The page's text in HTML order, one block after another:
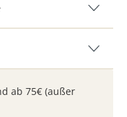
ab 75€ (außer